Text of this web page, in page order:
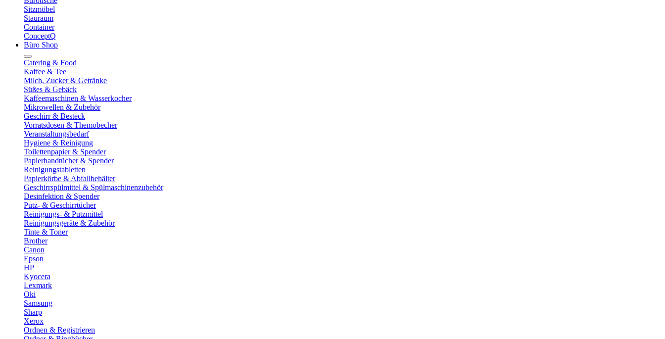
Sitzmöbel
Stauraum
Container
ConceptQ
Büro Shop
Catering & Food
Kaffee & Tee
Milch, Zucker & Getränke
Süßes & Gebäck
Kaffeemaschinen & Wasserkocher
Mikrowellen & Zubehör
Geschirr & Besteck
Vorratsdosen & Themobecher
Veranstaltungsbedarf
Hygiene & Reinigung
Toilettenpapier & Spender
Papierhandtücher & Spender
Reinigungstabletten
Papierkörbe & Abfallbehälter
Geschirrspülmittel & Spülmaschinenzubehör
Desinfektion & Spender
Putz- & Geschirrtücher
Reinigungs- & Putzmittel
Reinigungsgeräte & Zubehör
Tinte & Toner
Brother
Canon
Epson
HP
Kyocera
Lexmark
Oki
Samsung
Sharp
Xerox
Ordnen & Registrieren